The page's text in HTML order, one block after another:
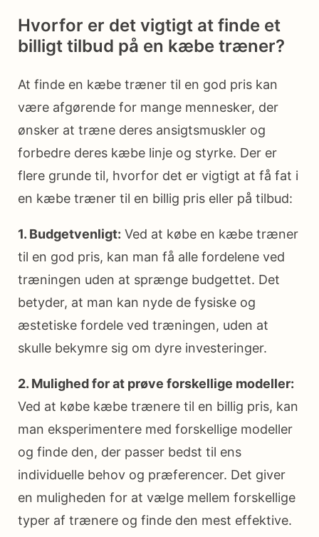
Hvorfor er det vigtigt at finde et
billigt tilbud på en kæbe træner?
At finde en kæbe træner til en god pris kan
være afgørende for mange mennesker, der
ønsker at træne deres ansigtsmuskler og
forbedre deres kæbe linje og styrke. Der er
flere grunde til, hvorfor det er vigtigt at få fat i
en kæbe træner til en billig pris eller på tilbud:
1. Budgetvenligt: Ved at købe en kæbe træner
til en god pris, kan man få alle fordelene ved
træningen uden at sprænge budgettet. Det
betyder, at man kan nyde de fysiske og
æstetiske fordele ved træningen, uden at
skulle bekymre sig om dyre investeringer.
2. Mulighed for at prøve forskellige modeller:
Ved at købe kæbe trænere til en billig pris, kan
man eksperimentere med forskellige modeller
og finde den, der passer bedst til ens
individuelle behov og præferencer. Det giver
en muligheden for at vælge mellem forskellige
typer af trænere og finde den mest effektive.